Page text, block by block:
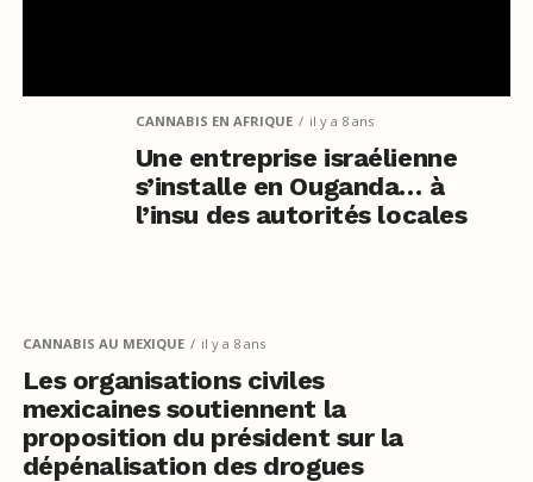
CANNABIS EN AFRIQUE il y a 8 ans
Une entreprise israélienne
s’installe en Ouganda… à
l’insu des autorités locales
CANNABIS AU MEXIQUE il y a 8 ans
Les organisations civiles
mexicaines soutiennent la
proposition du président sur la
dépénalisation des drogues